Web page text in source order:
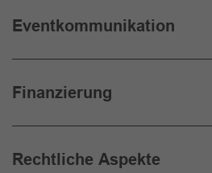
Eventkommunikation
Finanzierung
Rechtliche Aspekte